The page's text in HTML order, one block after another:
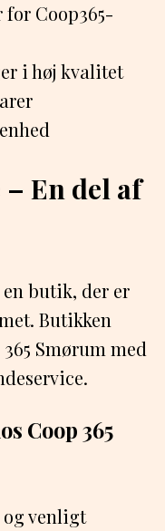
Coop365-
i høj kvalitet
En del af
en butik, der er
Butikken
Smørum med
Coop 365
venligt